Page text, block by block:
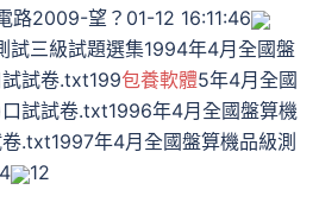
路2009-望？01-12 16:11:46
試三級試題選集1994年4月全國盤
試卷.txt199包養軟體5年4月全國
試試卷.txt1996年4月全國盤算機
.txt1997年4月全國盤算機品級測
12